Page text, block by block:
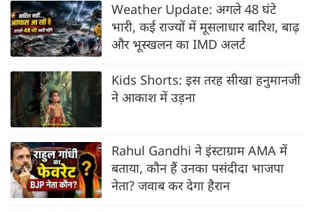
Weather Update: अगले 48 घंटे
भारी, कई राज्यों में मूसलाधार बारिश, बाढ़
और भूस्खलन का IMD अलर्ट
Kids Shorts: इस तरह सीखा हनुमानजी
ने आकाश में उड़ना
Rahul Gandhi ने इंस्टाग्राम AMA में
बताया, कौन हैं उनका पसंदीदा भाजपा
नेता? जवाब कर देगा हैरान